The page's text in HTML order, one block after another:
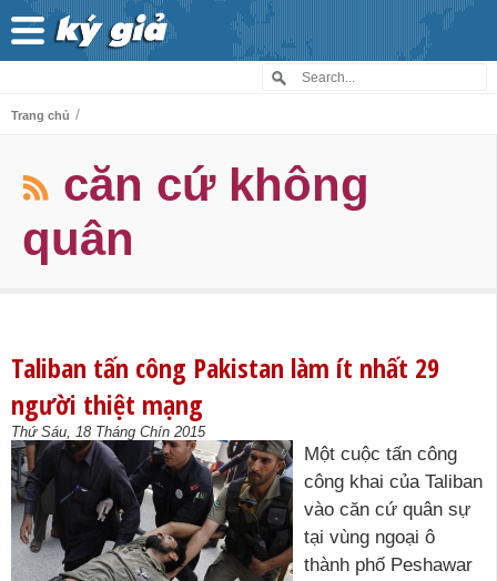
Trang chủ /
căn cứ không
quân
Taliban tấn công Pakistan làm ít nhất 29
người thiệt mạng
Thứ Sáu, 18 Tháng Chín 2015
Một cuộc tấn công
công khai của Taliban
vào căn cứ quân sự
tại vùng ngoại ô
thành phố Peshawar